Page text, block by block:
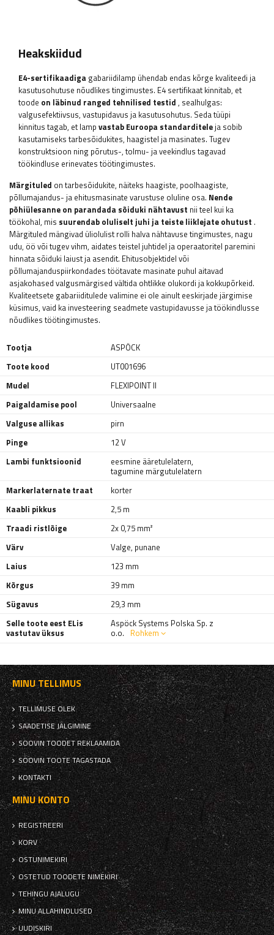
Heakskiidud
E4-sertifikaadiga gabariidilamp ühendab endas kõrge kvaliteedi ja
kasutusohutuse nõudlikes tingimustes. E4 sertifikaat kinnitab, et
toode on läbinud ranged tehnilised testid , sealhulgas:
valgusefektiivsus, vastupidavus ja kasutusohutus. Seda tüüpi
kinnitus tagab, et lamp vastab Euroopa standarditeleja sobib
kasutamiseks tarbesõidukites, haagistel ja masinates. Tugev
konstruktsioon ning põrutus-, tolmu- ja veekindlus tagavad
töökindluse erinevates töötingimustes.
Märgituled on tarbesõidukite, näiteks haagiste, poolhaagiste,
põllumajandus- ja ehitusmasinate varustuse oluline osa. Nende
põhiülesanne on parandada sõiduki nähtavust nii teel kui ka
töökohal, mis suurendab oluliselt juhi ja teiste liiklejate ohutust .
Märgituled mängivad üliolulist rolli halva nähtavuse tingimustes, nagu
udu, öö või tugev vihm, aidates teistel juhtidel ja operaatoritel paremini
hinnata sõiduki laiust ja asendit. Ehitusobjektidel või
põllumajanduspiirkondades töötavate masinate puhul aitavad
asjakohased valgusmärgised vältida ohtlikke olukordi ja kokkupõrkeid.
Kvaliteetsete gabariiditulede valimine ei ole ainult eeskirjade järgimise
küsimus, vaid ka investeering seadmete vastupidavusse ja töökindlusse
nõudlikes töötingimustes.
Tootja
ASPÖCK
Toote kood
UT001696
Mudel
FLEXIPOINT II
Paigaldamise pool
Universaalne
Valguse allikas
pirn
Pinge
12 V
Lambi funktsioonid
eesmine ääretulelatern,
tagumine märgutulelatern
Markerlaternate traat
korter
Kaabli pikkus
2,5 m
Traadi ristlõige
2x 0,75 mm²
Värv
Valge, punane
Laius
123 mm
Kõrgus
39 mm
Sügavus
29,3 mm
Selle toote eest ELis
vastutav üksus
Aspöck Systems Polska Sp. z
o.o. Rohkem
MINU TELLIMUS
TELLIMUSE OLEK
SAADETISE JÄLGIMINE
SOOVIN TOODET REKLAAMIDA
SOOVIN TOOTE TAGASTADA
KONTAKTI
MINU KONTO
REGISTREERI
KORV
OSTUNIMEKIRI
OSTETUD TOODETE NIMEKIRI
TEHINGU AJALUGU
MINU ALLAHINDLUSED
UUDISKIRI